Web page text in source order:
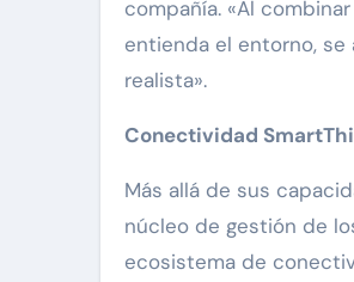
compañía. «Al
entienda el entorno,
realista».
Conectividad
Más allá de sus
núcleo de gestión de
ecosistema de